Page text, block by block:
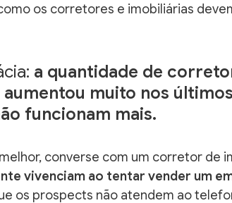
os corretores e imobiliárias
a quantidade de
muito nos
funcionam mais.
converse com um corretor de
vivenciam ao tentar vender um
os prospects não atendem ao